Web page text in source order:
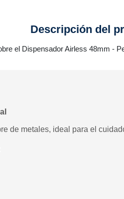
Descripción del
el Dispensador Airless 48mm -
de metales, ideal para el